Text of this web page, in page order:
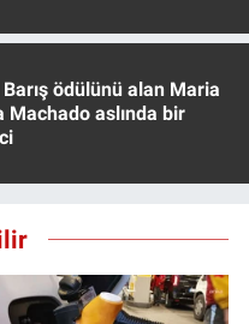
ödülünü alan Maria
Machado aslında bir